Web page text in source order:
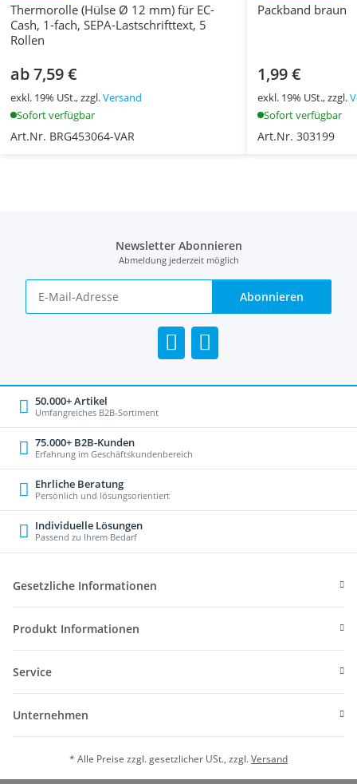
Thermorolle (Hülse Ø 12 mm) für EC-
Cash, 1-fach, SEPA-Lastschrifttext, 5
Rollen
ab 7,59 €
exkl. 19% USt., zzgl.Versand
Sofort verfügbar
Art.Nr. BRG453064-VAR
Packband braun
1,99 €
exkl. 19% USt., zzgl.
Sofort verfügbar
Art.Nr. 303199
Newsletter Abonnieren
Abmeldung jederzeit möglich
Abonnieren
50.000+ Artikel
Umfangreiches B2B-Sortiment
75.000+ B2B-Kunden
Erfahrung im Geschäftskundenbereich
Ehrliche Beratung
Persönlich und lösungsorientiert
Individuelle Lösungen
Passend zu Ihrem Bedarf
Gesetzliche Informationen
Produkt Informationen
Service
Unternehmen
* Alle Preise zzgl. gesetzlicher USt., zzgl.Versand